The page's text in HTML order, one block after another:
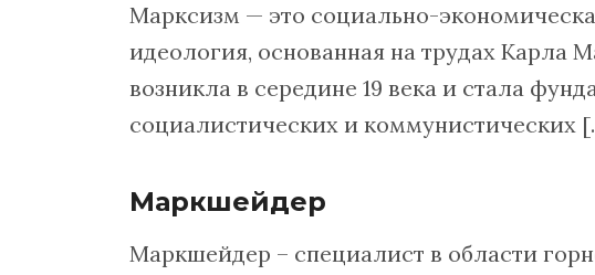
Марксизм — это социально-
идеология, основанная на трудах Карла
возникла в середине 19 века и стала
социалистических и коммунистических
Маркшейдер
Маркшейдер – специалист в области